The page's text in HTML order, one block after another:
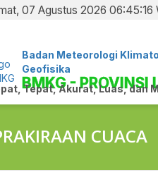
07 Agustus 2026 06:45:16
Badan Meteorologi
Geofisika
BMKG - PROVINSI
Tepat, Akurat, Luas, dan
CUACA